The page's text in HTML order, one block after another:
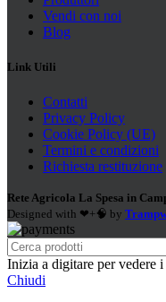
Vendi con noi
Blog
Link Utili
Contatti
Privacy Policy
Cookie Policy (UE)
Termini e condizioni
Richiesta restituzione
Rete Agricola La Spesa in
Designed with ❤+🧠 by
Inizia a digitare per vedere
Chiudi